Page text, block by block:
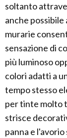
soltanto
anche
murarie
sensazione di
più luminoso
colori adatti a
tempo stesso
per tinte molto
strisce
panna e